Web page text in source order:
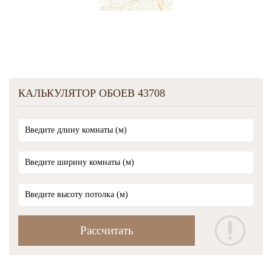
КАЛЬКУЛЯТОР ОБОЕВ 43708